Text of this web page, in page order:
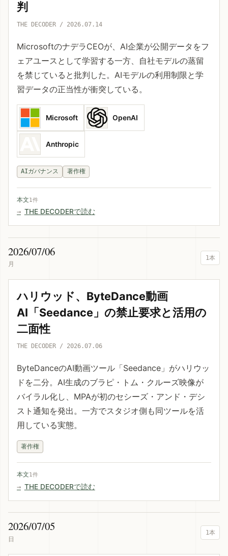
判
THE DECODER / 2026.07.14
MicrosoftのナデラCEOが、AI企業が公開データをフ
ェアユースとして学習する一方、自社モデルの蒸留
を禁じていると批判した。AIモデルの利用制限と学
習データの正当性が衝突している。
Microsoft OpenAI
Anthropic
AIガバナンス 著作権
本文1件
THE DECODERで読む
2026/07/06
月
1本
ハリウッド、ByteDance動画
AI「Seedance」の禁止要求と活用の
二面性
THE DECODER / 2026.07.06
ByteDanceのAI動画ツール「Seedance」がハリウッ
ドを二分。AI生成のブラピ・トム・クルーズ映像が
バイラル化し、MPAが初のセシーズ・アンド・デシ
スト通知を発出。一方でスタジオ側も同ツールを活
用している実態。
著作権
本文1件
THE DECODERで読む
2026/07/05
日
1本